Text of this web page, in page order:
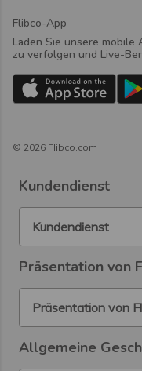
Flibco-App
Laden Sie unsere
zu verfolgen und Live-
© 2026 Flibco.com
Kundendienst
Kundendienst
Präsentation von
Präsentation von
Allgemeine